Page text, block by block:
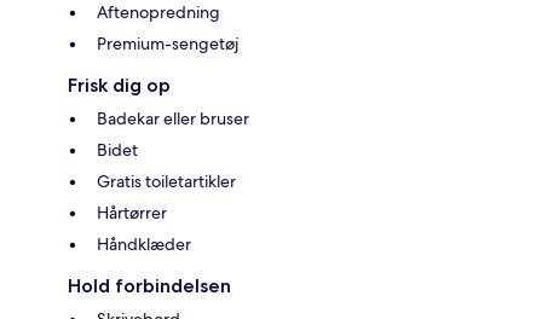
Aftenopredning
Premium-sengetøj
Frisk dig op
Badekar eller bruser
Bidet
Gratis toiletartikler
Hårtørrer
Håndklæder
Hold forbindelsen